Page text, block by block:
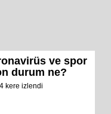
ve spor
durum ne?
kere izlendi